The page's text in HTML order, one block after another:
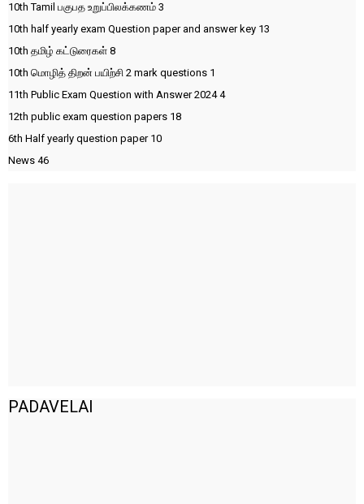
10th Tamil பகுபத உறுப்பிலக்கணம் 3
10th half yearly exam Question paper and answer key 13
10th தமிழ் கட்டுரைகள் 8
10th மொழித் திறன் பயிற்சி 2 mark questions 1
11th Public Exam Question with Answer 20244
12th public exam question papers 18
6th Half yearly question paper 10
News 46
PADAVELAI